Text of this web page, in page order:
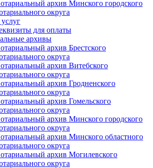
архив Минского городского
округа
для оплаты
архивы
архив Брестского
округа
архив Витебского
округа
архив Гродненского
округа
архив Гомельского
округа
архив Минского городского
округа
архив Минского областного
округа
архив Могилевского
округа